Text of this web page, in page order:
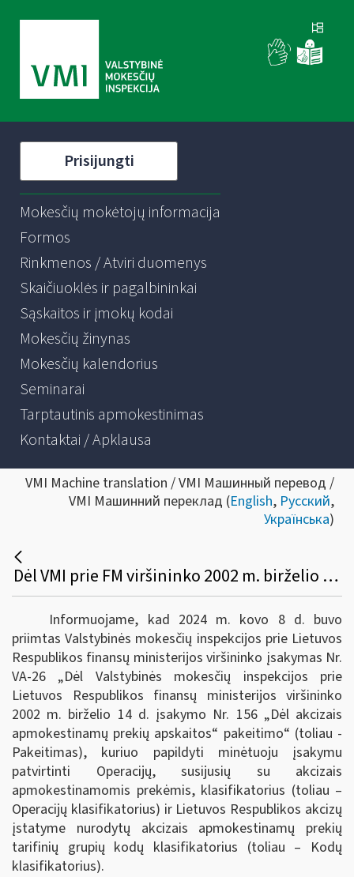
Prisijungti
Mokesčių mokėtojų informacija
Formos
Rinkmenos / Atviri duomenys
Skaičiuoklės ir pagalbininkai
Sąskaitos ir įmokų kodai
Mokesčių žinynas
Mokesčių kalendorius
Seminarai
Tarptautinis apmokestinimas
Kontaktai / Apklausa
VMI Machine translation / VMI Машинный перевод /
VMI Машинний переклад (English, Русский,
Українська)
Dėl VMI prie FM viršininko 2002 m. birželio 14 d. įsakymo Nr. 156 pakeitimo
Informuojame, kad 2024 m. kovo 8 d. buvo
priimtas Valstybinės mokesčių inspekcijos prie Lietuvos
Respublikos finansų ministerijos viršininko įsakymas Nr.
VA-26 „Dėl Valstybinės mokesčių inspekcijos prie
Lietuvos Respublikos finansų ministerijos viršininko
2002 m. birželio 14 d. įsakymo Nr. 156 „Dėl akcizais
apmokestinamų prekių apskaitos“ pakeitimo“ (toliau -
Pakeitimas), kuriuo papildyti minėtuoju įsakymu
patvirtinti Operacijų, susijusių su akcizais
apmokestinamomis prekėmis, klasifikatorius (toliau –
Operacijų klasifikatorius) ir Lietuvos Respublikos akcizų
įstatyme nurodytų akcizais apmokestinamų prekių
tarifinių grupių kodų klasifikatorius (toliau – Kodų
klasifikatorius).